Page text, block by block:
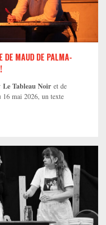
DE MAUD DE PALMA-
Le Tableau Noir et de
mai 2026, un texte